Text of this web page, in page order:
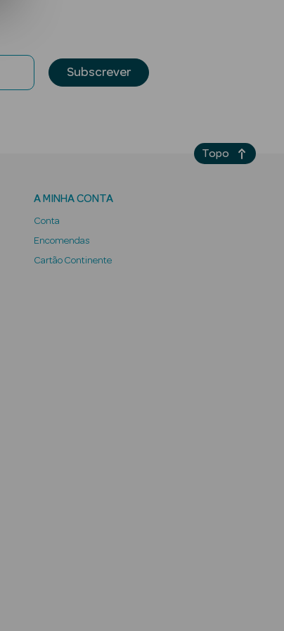
Subscrever
A MINHA CONTA
Conta
Encomendas
Cartão Continente
Topo